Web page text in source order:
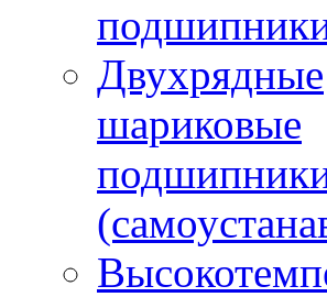
Двухрядные
шариковые